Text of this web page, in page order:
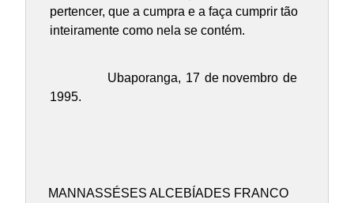
pertencer, que a cumpra e a faça cumprir tão
inteiramente como nela se contém.
Ubaporanga, 17 de novembro de
1995.
MANNASSÉSES ALCEBÍADES FRANCO